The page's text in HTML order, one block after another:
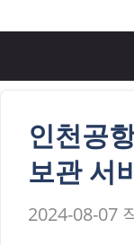
츠
인천공
보관 서
2024-08-07